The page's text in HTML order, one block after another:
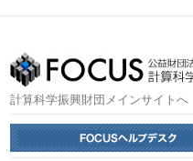
計算科学振興財団メインサイトへ